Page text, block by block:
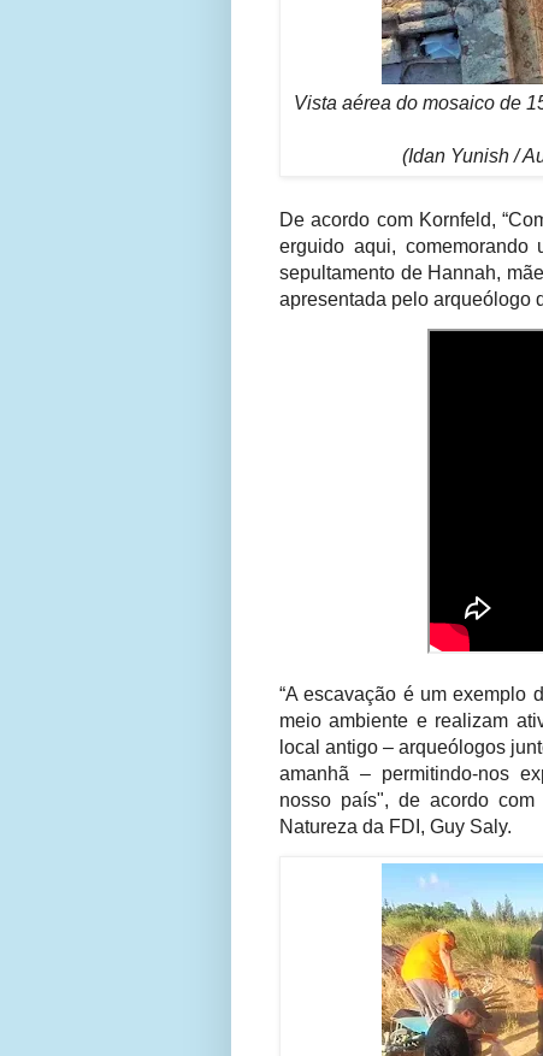
Vista aérea do mosaico de
(Idan Yunish /
De acordo com Kornfeld,
erguido aqui,
sepultamento de Hannah,
apresentada pelo arqueólogo
“A escavação é um exemplo
meio ambiente e realizam
local antigo – arqueólogos
amanhã – permitindo-nos
nosso país", de acordo
Natureza da FDI, Guy Saly.